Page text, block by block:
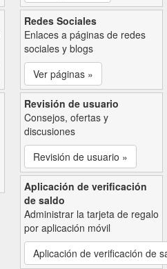
Redes Sociales
Enlaces a páginas de redes
sociales y blogs
Ver páginas »
Revisión de usuario
Consejos, ofertas y
discusiones
Revisión de usuario »
Aplicación de verificación
de saldo
Administrar la tarjeta de regalo
por aplicación móvil
Aplicación de verificación de